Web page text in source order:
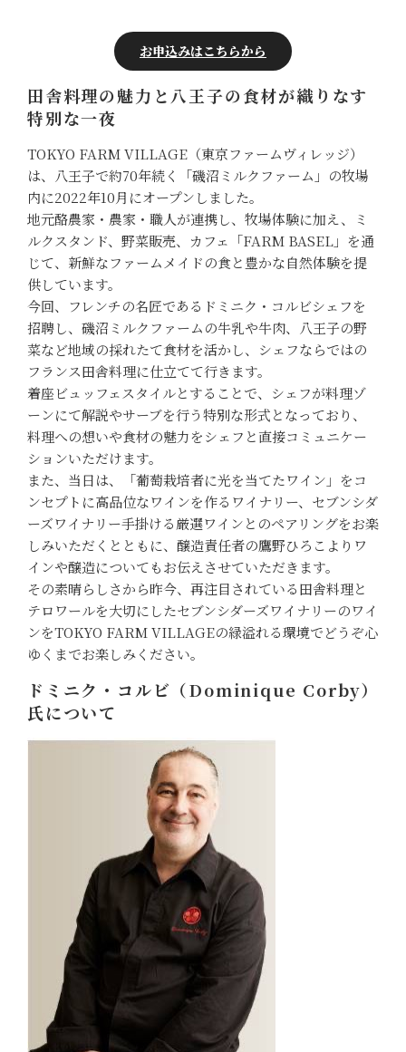
お申込みはこちらから
田舎料理の魅力と八王子の食材が織りなす
特別な一夜
TOKYO FARM VILLAGE（東京ファームヴィレッジ）
は、八王子で約70年続く「磯沼ミルクファーム」の牧場
内に2022年10月にオープンしました。
地元酪農家・農家・職人が連携し、牧場体験に加え、ミ
ルクスタンド、野菜販売、カフェ「FARM BASEL」を通
じて、新鮮なファームメイドの食と豊かな自然体験を提
供しています。
今回、フレンチの名匠であるドミニク・コルビシェフを
招聘し、磯沼ミルクファームの牛乳や牛肉、八王子の野
菜など地域の採れたて食材を活かし、シェフならではの
フランス田舎料理に仕立てて行きます。
着座ビュッフェスタイルとすることで、シェフが料理ゾ
ーンにて解説やサーブを行う特別な形式となっており、
料理への想いや食材の魅力をシェフと直接コミュニケー
ションいただけます。
また、当日は、「葡萄栽培者に光を当てたワイン」をコ
ンセプトに高品位なワインを作るワイナリー、セブンシダ
ーズワイナリー手掛ける厳選ワインとのペアリングをお楽
しみいただくとともに、醸造責任者の鷹野ひろこよりワ
インや醸造についてもお伝えさせていただきます。
その素晴らしさから昨今、再注目されている田舎料理と
テロワールを大切にしたセブンシダーズワイナリーのワイ
ンをTOKYO FARM VILLAGEの緑溢れる環境でどうぞ心
ゆくまでお楽しみください。
ドミニク・コルビ（Dominique Corby）
氏について